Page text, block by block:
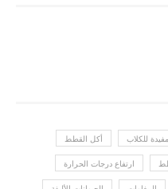
للكلاب أكل القطط
ارتفاع درجات الحرارة